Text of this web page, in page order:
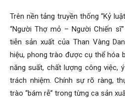
Trên nền tảng truyền thống “Kỷ
“Người Thợ mỏ – Người Chiến
tiễn sản xuất của Than Vàng
hiệu, phong trào được cụ thể hóa
năng suất, chất lượng công việc,
trách nhiệm. Chính sự rõ ràng,
trào “bám rễ” trong từng ca sản